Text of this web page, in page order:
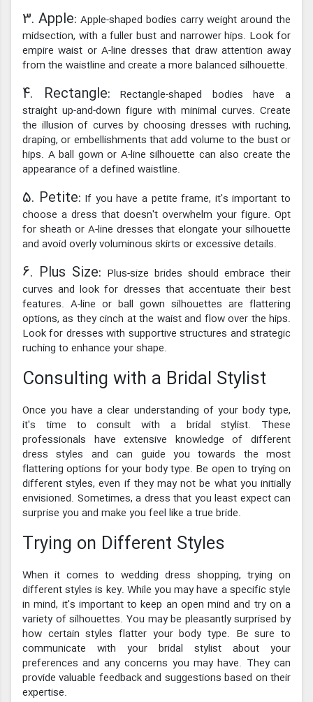
3. Apple: Apple-shaped bodies carry weight around the
midsection, with a fuller bust and narrower hips. Look for
empire waist or A-line dresses that draw attention away
from the waistline and create a more balanced silhouette.
4. Rectangle: Rectangle-shaped bodies have a
straight up-and-down figure with minimal curves. Create
the illusion of curves by choosing dresses with ruching,
draping, or embellishments that add volume to the bust or
hips. A ball gown or A-line silhouette can also create the
appearance of a defined waistline.
5. Petite: If you have a petite frame, it's important to
choose a dress that doesn't overwhelm your figure. Opt
for sheath or A-line dresses that elongate your silhouette
and avoid overly voluminous skirts or excessive details.
6. Plus Size: Plus-size brides should embrace their
curves and look for dresses that accentuate their best
features. A-line or ball gown silhouettes are flattering
options, as they cinch at the waist and flow over the hips.
Look for dresses with supportive structures and strategic
ruching to enhance your shape.
Consulting with a Bridal Stylist
Once you have a clear understanding of your body type,
it's time to consult with a bridal stylist. These
professionals have extensive knowledge of different
dress styles and can guide you towards the most
flattering options for your body type. Be open to trying on
different styles, even if they may not be what you initially
envisioned. Sometimes, a dress that you least expect can
surprise you and make you feel like a true bride.
Trying on Different Styles
When it comes to wedding dress shopping, trying on
different styles is key. While you may have a specific style
in mind, it's important to keep an open mind and try on a
variety of silhouettes. You may be pleasantly surprised by
how certain styles flatter your body type. Be sure to
communicate with your bridal stylist about your
preferences and any concerns you may have. They can
provide valuable feedback and suggestions based on their
expertise.